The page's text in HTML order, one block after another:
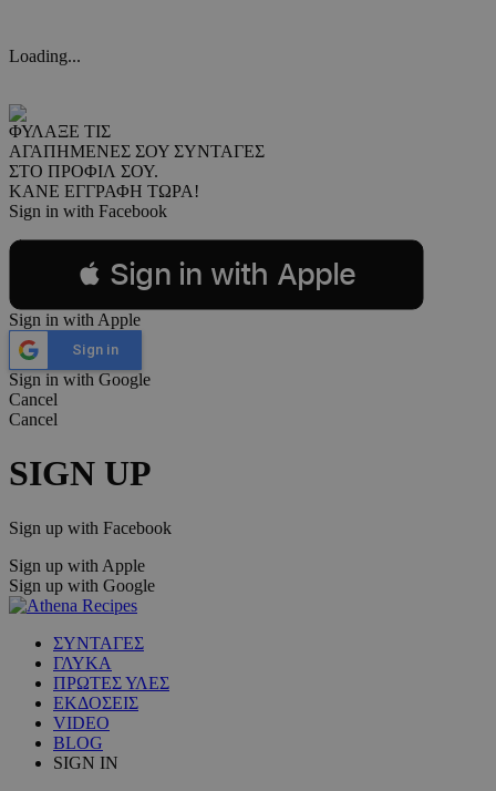
Loading...
ΦΥΛΑΞΕ ΤΙΣ
ΑΓΑΠΗΜΕΝΕΣ ΣΟΥ ΣΥΝΤΑΓΕΣ
ΣΤΟ ΠΡΟΦΙΛ ΣΟΥ.
ΚΑΝΕ ΕΓΓΡΑΦΗ ΤΩΡΑ!
Sign in with Facebook
 Sign in with Apple
Sign in with Apple
Sign in
Sign in with Google
Cancel
Cancel
SIGN UP
Sign up with Facebook
Sign up with Apple
Sign up with Google
ΣΥΝΤΑΓΕΣ
ΓΛΥΚΑ
ΠΡΩΤΕΣ ΥΛΕΣ
ΕΚΔΟΣΕΙΣ
VIDEO
BLOG
SIGN IN